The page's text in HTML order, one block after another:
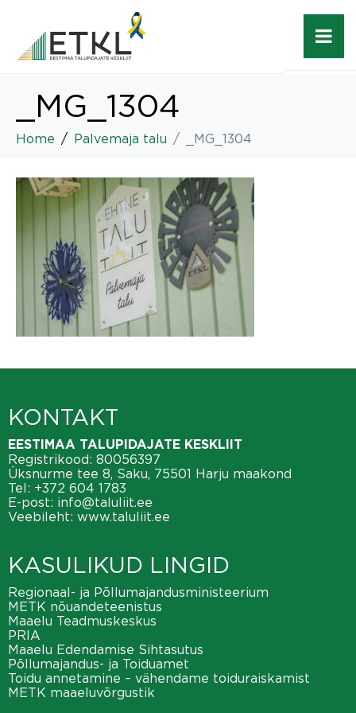
_MG_1304
Home Palvemaja talu _MG_1304
KONTAKT
EESTIMAA TALUPIDAJATE KESKLIIT
Registrikood: 80056397
Üksnurme tee 8, Saku, 75501 Harju maakond
Tel: +372 604 1783
E-post: info@taluliit.ee
Veebileht: www.taluliit.ee
KASULIKUD LINGID
Regionaal- ja Põllumajandusministeerium
METK nõuandeteenistus
Maaelu Teadmuskeskus
PRIA
Maaelu Edendamise Sihtasutus
Põllumajandus- ja Toiduamet
Toidu annetamine – vähendame toiduraiskamist
METK maaeluvõrgustik